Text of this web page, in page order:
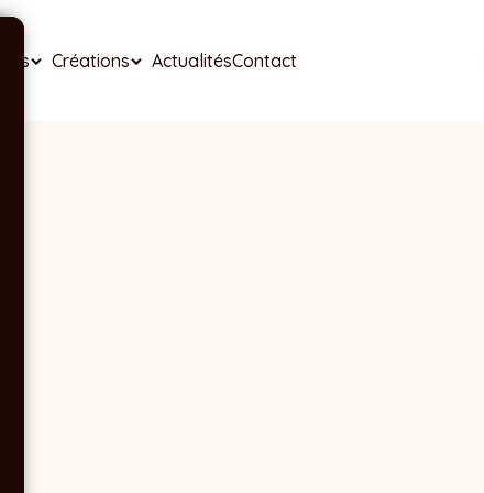
Créations ActualitésContact